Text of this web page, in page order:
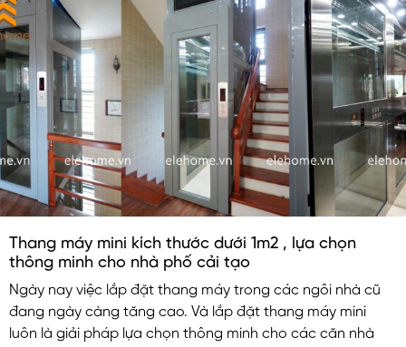
Thang máy mini kích thước dưới 1m2 , lựa chọn
thông minh cho nhà phố cải tạo
Ngày nay việc lắp đặt thang máy trong các ngôi nhà cũ
đang ngày càng tăng cao. Và lắp đặt thang máy mini
luôn là giải pháp lựa chọn thông minh cho các căn nhà